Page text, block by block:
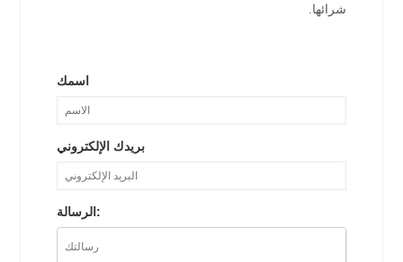
شرائها.
اسمك
بريدك الإلكتروني
الرسالة: